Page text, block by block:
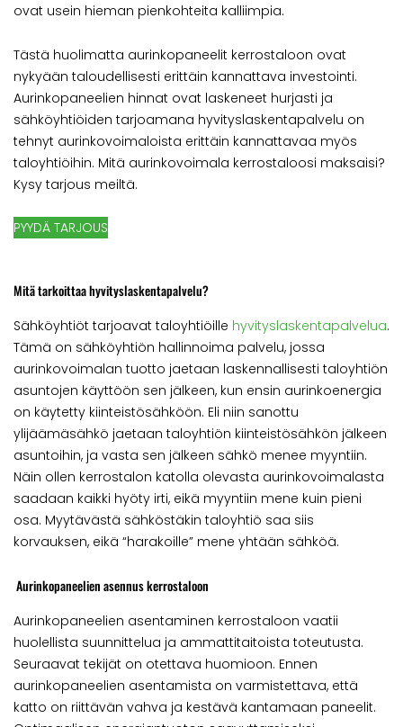
ovat usein hieman pienkohteita kalliimpia.
Tästä huolimatta aurinkopaneelit kerrostaloon ovat
nykyään taloudellisesti erittäin kannattava investointi.
Aurinkopaneelien hinnat ovat laskeneet hurjasti ja
sähköyhtiöiden tarjoamana hyvityslaskentapalvelu on
tehnyt aurinkovoimaloista erittäin kannattavaa myös
taloyhtiöihin. Mitä aurinkovoimala kerrostaloosi maksaisi?
Kysy tarjous meiltä.
PYYDÄ TARJOUS
Mitä tarkoittaa hyvityslaskentapalvelu?
Sähköyhtiöt tarjoavat taloyhtiöille hyvityslaskentapalvelua.
Tämä on sähköyhtiön hallinnoima palvelu, jossa
aurinkovoimalan tuotto jaetaan laskennallisesti taloyhtiön
asuntojen käyttöön sen jälkeen, kun ensin aurinkoenergia
on käytetty kiinteistösähköön. Eli niin sanottu
ylijäämäsähkö jaetaan taloyhtiön kiinteistösähkön jälkeen
asuntoihin, ja vasta sen jälkeen sähkö menee myyntiin.
Näin ollen kerrostalon katolla olevasta aurinkovoimalasta
saadaan kaikki hyöty irti, eikä myyntiin mene kuin pieni
osa. Myytävästä sähköstäkin taloyhtiö saa siis
korvauksen, eikä “harakoille” mene yhtään sähköä.
Aurinkopaneelien asennus kerrostaloon
Aurinkopaneelien asentaminen kerrostaloon vaatii
huolellista suunnittelua ja ammattitaitoista toteutusta.
Seuraavat tekijät on otettava huomioon. Ennen
aurinkopaneelien asentamista on varmistettava, että
katto on riittävän vahva ja kestävä kantamaan paneelit.